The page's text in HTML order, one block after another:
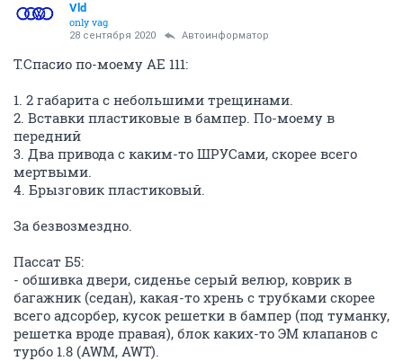
Vld
only vag
28 сентября 2020 Автоинформатор
Т.Спасио по-моему АЕ 111:
1. 2 габарита с небольшими трещинами.
2. Вставки пластиковые в бампер. По-моему в
передний
3. Два привода с каким-то ШРУСами, скорее всего
мертвыми.
4. Брызговик пластиковый.
За безвозмездно.
Пассат Б5:
- обшивка двери, сиденье серый велюр, коврик в
багажник (седан), какая-то хрень с трубками скорее
всего адсорбер, кусок решетки в бампер (под туманку,
решетка вроде правая), блок каких-то ЭМ клапанов с
турбо 1.8 (AWM, AWT).